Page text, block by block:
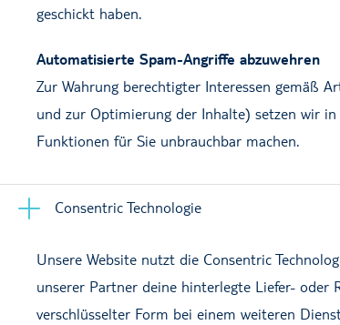
geschickt haben.
Automatisierte Spam-Angriffe abzuwehren
Zur Wahrung berechtigter Interessen gemäß
und zur Optimierung der Inhalte) setzen wir in
Funktionen für Sie unbrauchbar machen.
Consentric Technologie
Unsere Website nutzt die Consentric
unserer Partner deine hinterlegte Liefer- oder
verschlüsselter Form bei einem weiteren